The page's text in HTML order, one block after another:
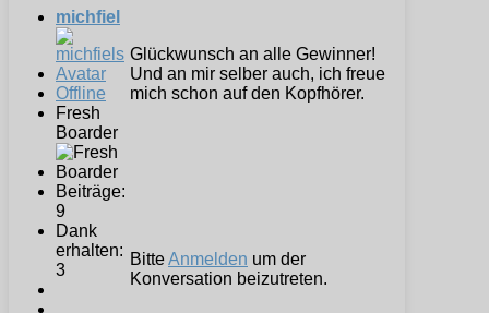
michfiel
Offline
Fresh
Boarder
Beiträge:
9
Dank
erhalten:
3
Glückwunsch an alle Gewinner!
Und an mir selber auch, ich freue
mich schon auf den Kopfhörer.
BitteAnmelden um der
Konversation beizutreten.